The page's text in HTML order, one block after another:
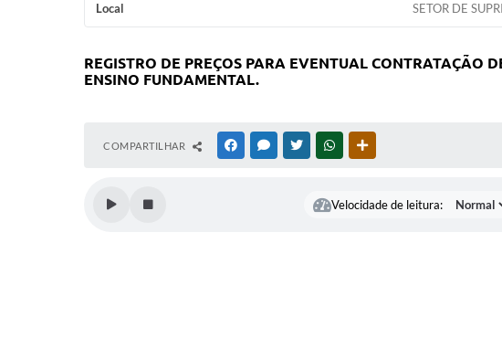
Local SETOR DE
REGISTRO DE PREÇOS PARA EVENTUAL CONTRATAÇÃO
ENSINO FUNDAMENTAL.
COMPARTILHAR FACEBOOKMESSENGER
TWITTERWHATSAPP
Velocidade de leitura: